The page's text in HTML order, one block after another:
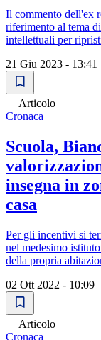
Il commento dell'ex
riferimento al tema
intellettuali per
21 Giu 2023 - 13:41
Articolo
Cronaca
Scuola,
insegna in
casa
Per gli incentivi si
nel medesimo
della propria
02 Ott 2022 - 10:09
Articolo
Cronaca